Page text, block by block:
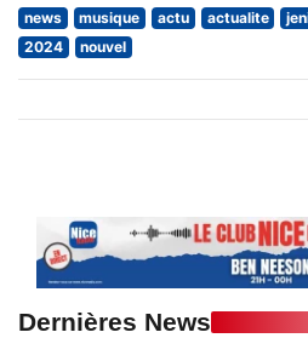
news musique actu actualite
2024
nouvel
Dernières News